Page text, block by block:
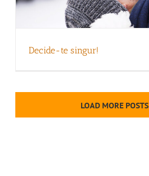
Decide-te singur!
LOAD MORE POSTS